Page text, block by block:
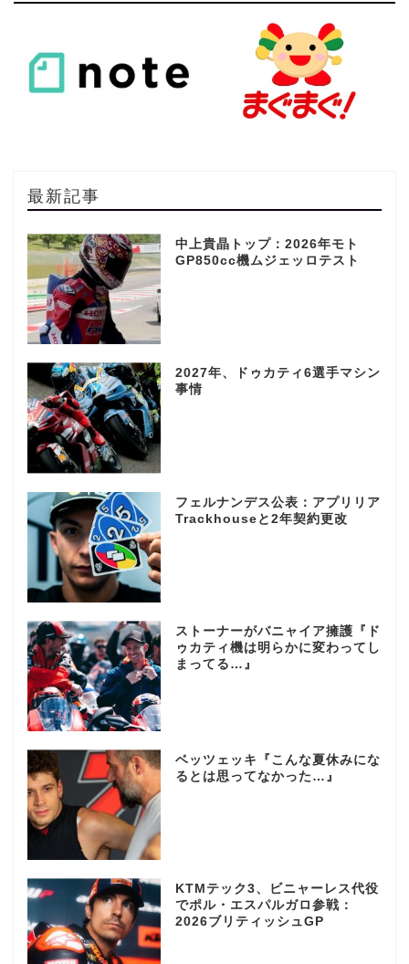
最新記事
中上貴晶トップ：2026年モト
GP850cc機ムジェッロテスト
2027年、ドゥカティ6選手マシン
事情
フェルナンデス公表：アプリリア
Trackhouseと2年契約更改
ストーナーがバニャイア擁護『ド
ゥカティ機は明らかに変わってし
まってる…』
ベッツェッキ『こんな夏休みにな
るとは思ってなかった…』
KTMテック3、ビニャーレス代役
でポル・エスパルガロ参戦：
2026ブリティッシュGP